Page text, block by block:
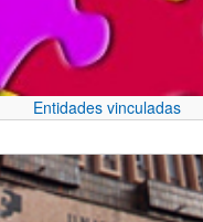
Entidades vinculadas